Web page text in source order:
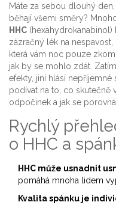
Máte za sebou dlouhý
běhají všemi směry?
HHC
zázračný lék na
která vám noc pouze
jak by se mohlo zdát.
efekty, jiní hlásí
podívat na to, co skutečně
odpočinek a jak se
Rychlý
o HHC a
HHC může usnadnit
pomáhá mnoha lidem
Kvalita spánku je